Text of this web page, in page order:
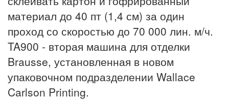
материал до 40 пт (1,4 см) за один
проход со скоростью до 70 000 лин. м/ч.
TA900 - вторая машина для отделки
Brausse, установленная в новом
упаковочном подразделении Wallace
Carlson Printing.